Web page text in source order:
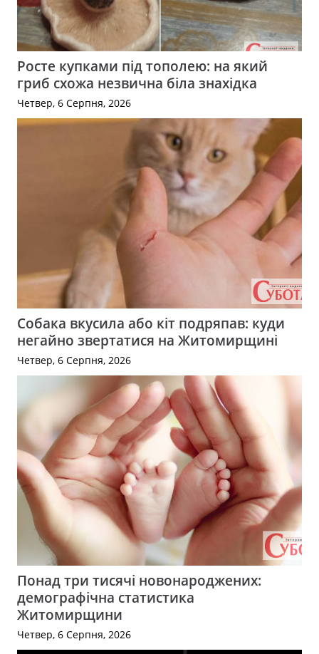
Росте купками під тополею: на який
гриб схожа незвична біла знахідка
Четвер, 6 Серпня, 2026
Собака вкусила або кіт подряпав: куди
негайно звертатися на Житомирщині
Четвер, 6 Серпня, 2026
Понад три тисячі новонароджених:
демографічна статистика
Житомирщини
Четвер, 6 Серпня, 2026